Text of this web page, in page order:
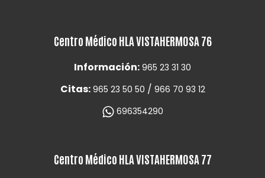
Centro Médico HLA VISTAHERMOSA 76
Información: 965 23 31 30
Citas: 965 23 50 50 / 966 70 93 12
696354290
Centro Médico HLA VISTAHERMOSA 77